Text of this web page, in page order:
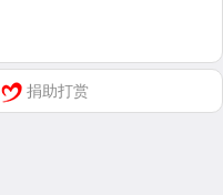
捐助打赏